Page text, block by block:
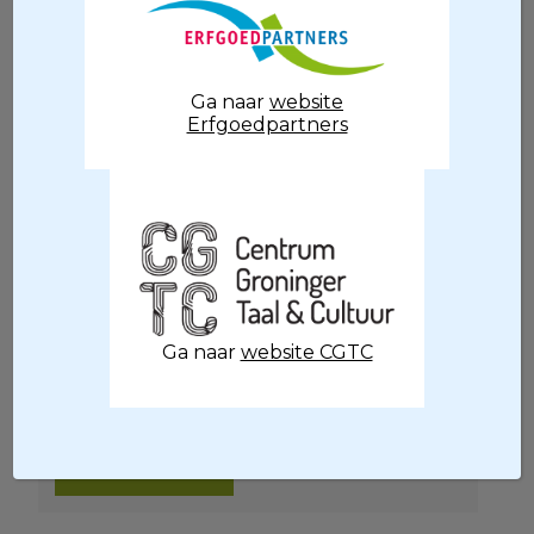
besloten de cursus te verschuiven naar
het voorjaar. De tien theoretische lessen
zullen voor de zomervakantie gegeven
worden, de praktijkopdracht volgt dan in
het najaar. Nog voor het einde van het
hun toekomstige projecten. Omdat de
cursus verschoven is, kan u zich nu alsnog
inschrijven voor de cursus in het voorjaar.
De data waarop de cursus gegeven
wordt zullen spoedig volgen. Mocht u
knop hieronder.
Ga naar website
Erfgoedpartners
Ga naar website CGTC